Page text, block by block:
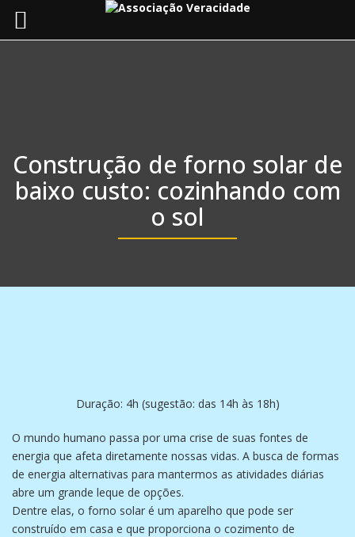
Construção de forno solar de
baixo custo: cozinhando com
o sol
Duração: 4h (sugestão: das 14h às 18h)
O mundo humano passa por uma crise de suas fontes de
energia que afeta diretamente nossas vidas. A busca de formas
de energia alternativas para mantermos as atividades diárias
abre um grande leque de opções.
Dentre elas, o forno solar é um aparelho que pode ser
construído em casa e que proporciona o cozimento de